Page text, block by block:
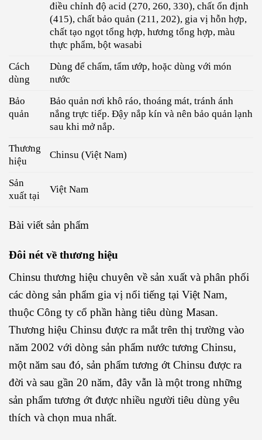
điều chỉnh độ acid (270, 260, 330), chất ổn định
(415), chất bảo quản (211, 202), gia vị hỗn hợp,
chất tạo ngọt tổng hợp, hương tổng hợp, màu
thực phẩm, bột wasabi
Cách
dùng
Dùng để chấm, tẩm ướp, hoặc dùng với món
nước
Bảo
quản
Bảo quản nơi khô ráo, thoáng mát, tránh ánh
nắng trực tiếp. Đậy nắp kín và nên bảo quản lạnh
sau khi mở nắp.
Thương
hiệu
Chinsu (Việt Nam)
Sản
xuất tại
Việt Nam
Bài viết sản phẩm
Đôi nét về thương hiệu
Chinsu thương hiệu chuyên về sản xuất và phân phối
các dòng sản phẩm gia vị nổi tiếng tại Việt Nam,
thuộc Công ty cổ phần hàng tiêu dùng Masan.
Thương hiệu Chinsu được ra mắt trên thị trường vào
năm 2002 với dòng sản phẩm nước tương Chinsu,
một năm sau đó, sản phẩm tương ớt Chinsu được ra
đời và sau gần 20 năm, đây vẫn là một trong những
sản phẩm tương ớt được nhiều người tiêu dùng yêu
thích và chọn mua nhất.